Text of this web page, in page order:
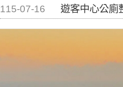
115-07-16
遊客中心公廁